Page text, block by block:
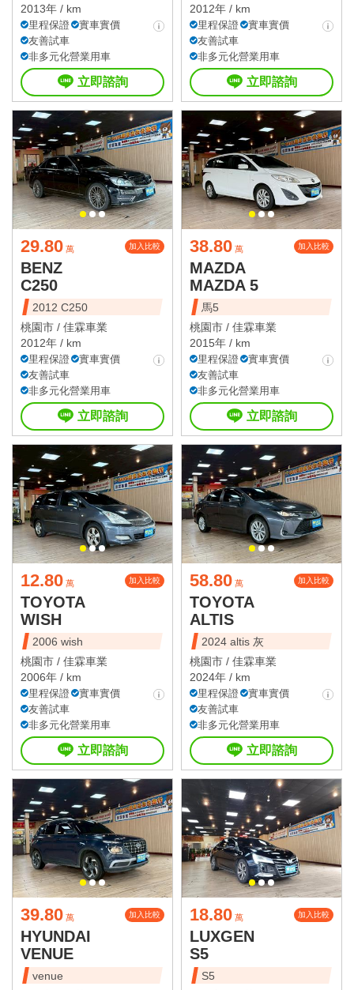
2013年 / km
里程保證
實車實價
友善試車
非多元化營業用車
立即諮詢
2012年 / km
里程保證
實車實價
友善試車
非多元化營業用車
立即諮詢
29.80 萬 加入比較
BENZ
C250
2012 C250
桃園市 / 佳霖車業
2012年 / km
里程保證
實車實價
友善試車
非多元化營業用車
立即諮詢
38.80 萬 加入比較
MAZDA
MAZDA 5
馬5
桃園市 / 佳霖車業
2015年 / km
里程保證
實車實價
友善試車
非多元化營業用車
立即諮詢
12.80 萬 加入比較
TOYOTA
WISH
2006 wish
桃園市 / 佳霖車業
2006年 / km
里程保證
實車實價
友善試車
非多元化營業用車
立即諮詢
58.80 萬 加入比較
TOYOTA
ALTIS
2024 altis 灰
桃園市 / 佳霖車業
2024年 / km
里程保證
實車實價
友善試車
非多元化營業用車
立即諮詢
39.80 萬 加入比較
HYUNDAI
VENUE
venue
18.80 萬 加入比較
LUXGEN
S5
S5